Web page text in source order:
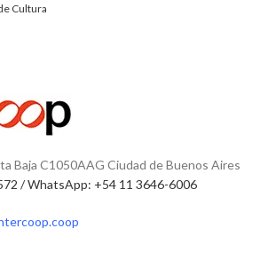
Cultura
Baja C1050AAG Ciudad de Buenos Aires
/ WhatsApp: +54 11 3646-6006